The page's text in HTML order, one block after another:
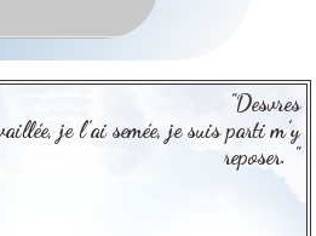
"Desvres
je l’ai semée, je suis parti m’y
reposer. "